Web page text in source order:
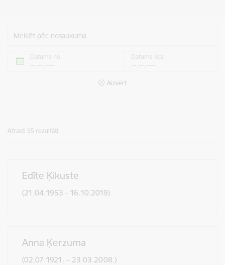
Meklēt pēc nosaukuma
Datums no Datums līdz
Aizvērt
Atrasti 55 rezultāti
Edīte Ķikuste
(21.04.1953 - 16.10.2019)
Anna Ķerzuma
(02.07.1921. – 23.03.2008.)